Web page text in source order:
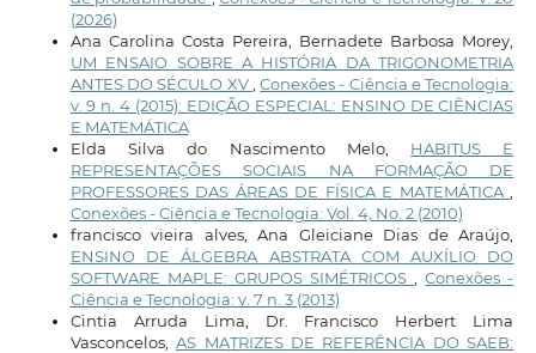
(2026)
Ana Carolina Costa Pereira, Bernadete Barbosa Morey,
UM ENSAIO SOBRE A HISTÓRIA DA TRIGONOMETRIA
ANTES DO SÉCULO XV ,Conexões - Ciência e Tecnologia:
v. 9 n. 4 (2015): EDIÇÃO ESPECIAL: ENSINO DE CIÊNCIAS
E MATEMÁTICA
Elda Silva do Nascimento Melo, HABITUS E
REPRESENTAÇÕES SOCIAIS NA FORMAÇÃO DE
PROFESSORES DAS ÁREAS DE FÍSICA E MATEMÁTICA
Conexões - Ciência e Tecnologia: Vol. 4, No. 2 (2010)
francisco vieira alves, Ana Gleiciane Dias de Araújo,
ENSINO DE ÁLGEBRA ABSTRATA COM AUXÍLIO DO
SOFTWARE MAPLE: GRUPOS SIMÉTRICOS
,Conexões -
Ciência e Tecnologia: v. 7 n. 3 (2013)
Cintia Arruda Lima, Dr. Francisco Herbert Lima
Vasconcelos,AS MATRIZES DE REFERÊNCIA DO SAEB: